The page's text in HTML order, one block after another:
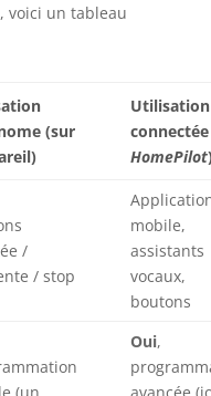
voici un tableau
(sur
Utilisation
HomePilot
/
/ stop
mobile,
assistants
vocaux,
boutons
Oui,